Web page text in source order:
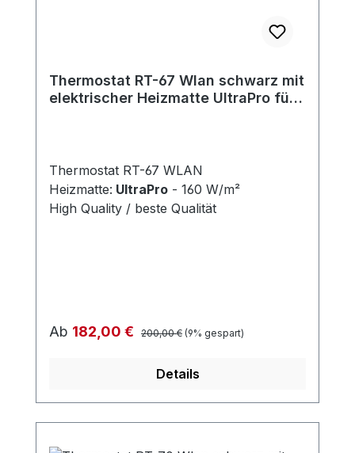
Thermostat RT-67 Wlan schwarz mit
elektrischer Heizmatte UltraPro für
Thermostat RT-67 WLAN
Heizmatte: UltraPro - 160 W/m²
High Quality / beste Qualität
Verkaufspreis:
Ab 182,00 € Regulärer Preis:
200,00 € (9% gespart)
Details